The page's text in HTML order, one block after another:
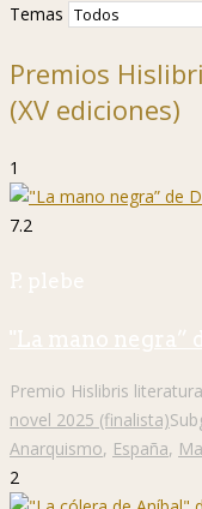
Temas
Premios
(XV ediciones)
1
7.2
P. plebe
"La mano negra”
Premio Hislibris
novel 2025 (finalista)
Anarquismo, España,
2